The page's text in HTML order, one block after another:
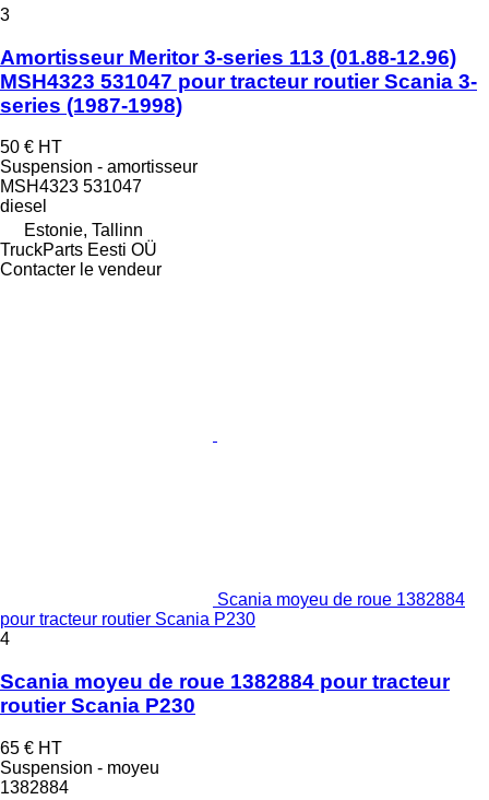
3
Amortisseur Meritor 3-series 113 (01.88-12.96)
MSH4323 531047 pour tracteur routier Scania 3-
series (1987-1998)
50 € HT
Suspension - amortisseur
MSH4323 531047
diesel
Estonie, Tallinn
TruckParts Eesti OÜ
Contacter le vendeur
Scania moyeu de roue 1382884
pour tracteur routier Scania P230
4
Scania moyeu de roue 1382884 pour tracteur
routier Scania P230
65 € HT
Suspension - moyeu
1382884